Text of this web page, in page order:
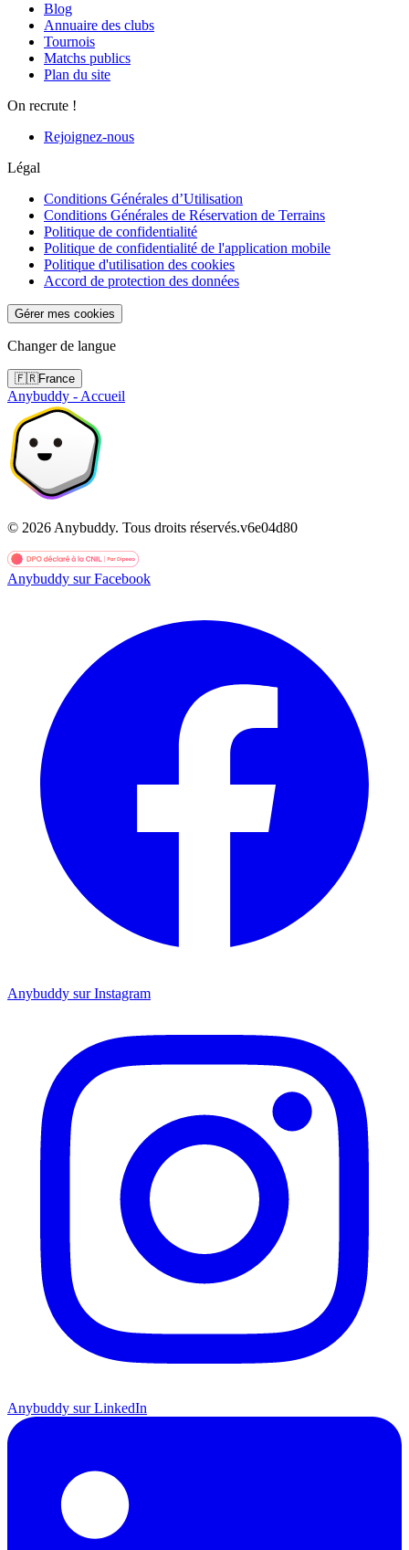
Blog
Annuaire des clubs
Tournois
Matchs publics
Plan du site
On recrute !
Rejoignez-nous
Légal
Conditions Générales d’Utilisation
Conditions Générales de Réservation de Terrains
Politique de confidentialité
Politique de confidentialité de l'application mobile
Politique d'utilisation des cookies
Accord de protection des données
Gérer mes cookies
Changer de langue
🇫🇷France
Anybuddy - Accueil
© 2026 Anybuddy. Tous droits réservés.v6e04d80
Anybuddy sur Facebook
Anybuddy sur Instagram
Anybuddy sur LinkedIn